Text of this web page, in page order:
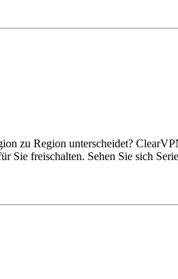
zu Region unterscheidet?
Sie freischalten. Sehen Sie sich